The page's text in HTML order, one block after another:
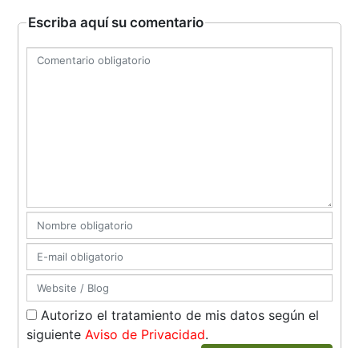
Escriba aquí su comentario
Autorizo el tratamiento de mis datos según el
siguienteAviso de Privacidad.